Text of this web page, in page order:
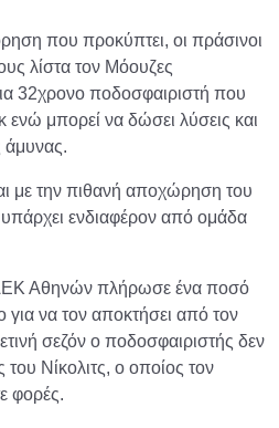
που προκύπτει, οι πράσινοι
λίστα τον Μόουζες
32χρονο ποδοσφαιριστή που
ενώ μπορεί να δώσει λύσεις και
άμυνας.
με την πιθανή αποχώρηση του
ενδιαφέρον από ομάδα
Αθηνών πλήρωσε ένα ποσό
για να τον αποκτήσει από τον
σεζόν ο ποδοσφαιριστής δεν
του Νίκολιτς, ο οποίος τον
φορές.